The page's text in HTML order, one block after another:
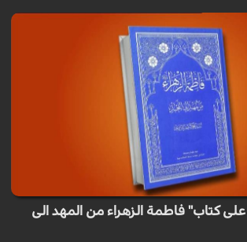
كتاب" فاطمة الزهراء من المهد الى